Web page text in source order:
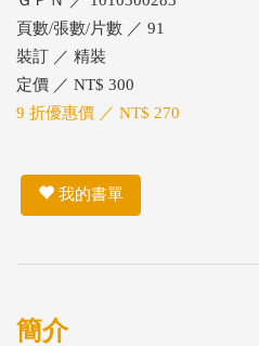
頁數/張數/片數 ／ 91
裝訂 ／ 精裝
定價 ／ NT$ 300
9 折優惠價 ／ NT$ 270
我的書單
簡介